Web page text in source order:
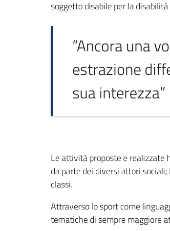
soggetto disabile per la
“Ancora una
estrazione
sua interezza”
Le attività proposte e
da parte dei diversi attori
classi.
Attraverso lo sport come
tematiche di sempre maggiore